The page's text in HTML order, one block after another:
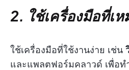
2. ใช้เครื่องมือที่เ
ใช้เครื่องมือที่ใช้งานง่าย เช่น
และแพลตฟอร์มคลาวด์ เพื่อท